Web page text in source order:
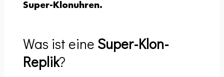
Super-Klonuhren.
Was ist eine Super-Klon-
Replik?